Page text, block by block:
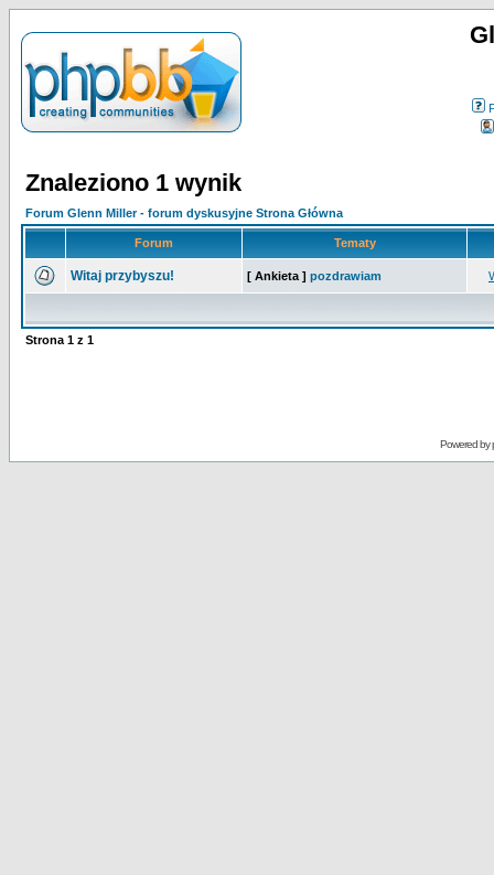
Znaleziono 1 wynik
Forum Glenn Miller - forum dyskusyjne Strona Główna
Forum Tematy
Witaj przybyszu! [ Ankieta ] pozdrawiam
Strona 1 z 1
Powered by